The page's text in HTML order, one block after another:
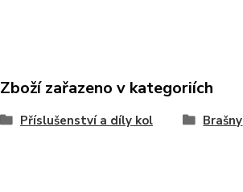
Zboží zařazeno v kategoriích
Příslušenství a díly kol Brašny